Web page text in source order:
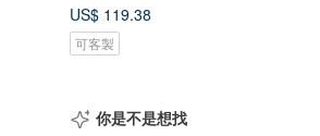
US$ 119.38
可客製
你是不是想找